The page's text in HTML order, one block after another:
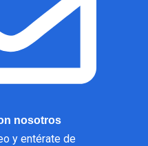
nosotros
y entérate de